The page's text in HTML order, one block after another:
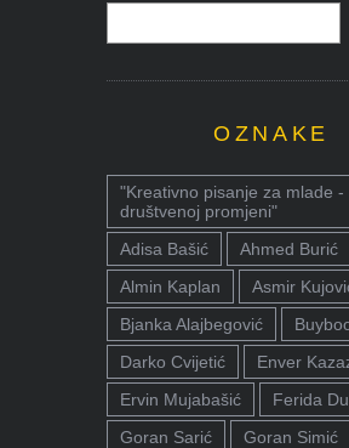
OZNAKE
"Kreativno pisanje za mlade -
društvenoj promjeni"
Adisa Bašić
Ahmed Burić
Almin Kaplan
Asmir
Bjanka Alajbegović
Darko Cvijetić
Enver
Ervin Mujabašić
Ferida
Goran Sarić
Goran Simić